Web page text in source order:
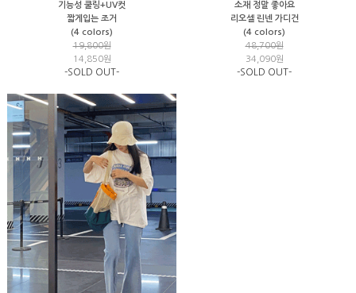
기능성 쿨링+UV컷
짧게입는 조거
(4 colors)
19,800원
14,850원
-SOLD OUT-
소재 정말 좋아요
리오셀 린넨 가디건
(4 colors)
48,700원
34,090원
-SOLD OUT-